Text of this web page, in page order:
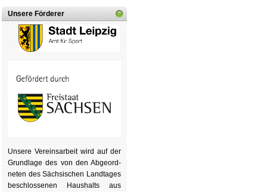
Unsere Förderer
Unsere Ver­eins­ar­beit wird auf der
Grund­lage des von den Ab­ge­ord­
ne­ten des Säch­si­schen Land­tages
be­schlos­se­nen Haus­halts aus